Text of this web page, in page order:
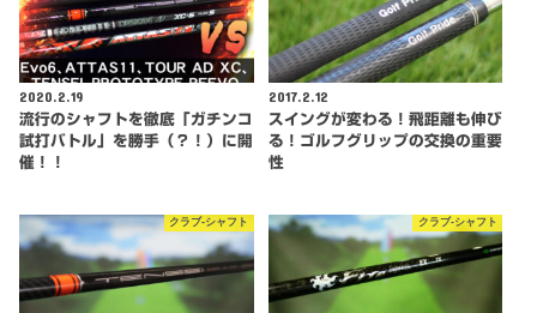
2020.2.19
流行のシャフトを徹底「ガチンコ
試打バトル」を勝手（？！）に開
催！！
2017.2.12
スイングが変わる！飛距離も伸び
る！ゴルフグリップの交換の重要
性
クラブ-シャフト クラブ-シャフト